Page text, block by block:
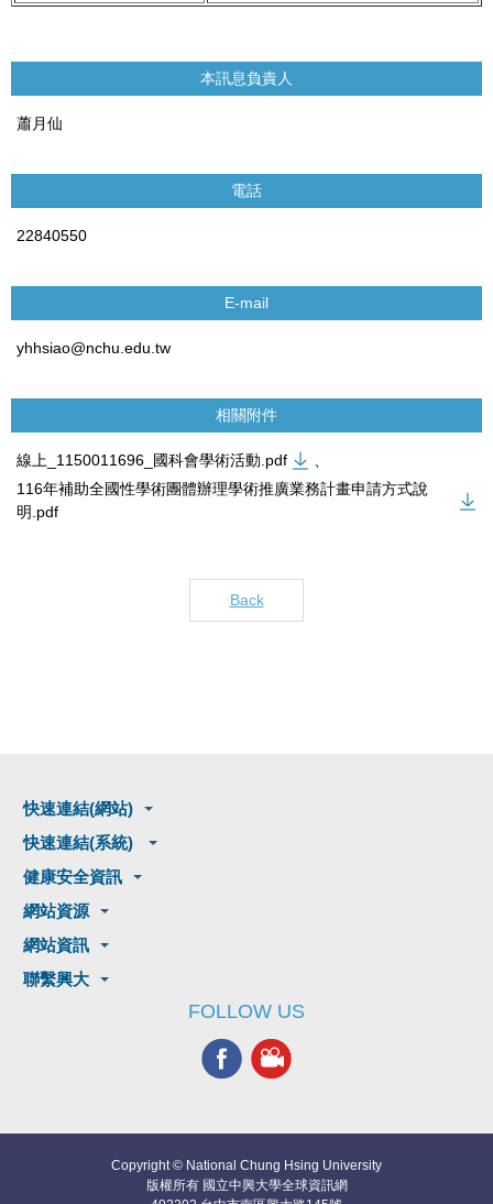
本訊息負責人
蕭月仙
電話
22840550
E-mail
yhhsiao@nchu.edu.tw
相關附件
線上_1150011696_國科會學術活動.pdf
116年補助全國性學術團體辦理學術推廣業務計畫申請方式說
明.pdf
Back
快速連結(網站)
快速連結(系統)
健康安全資訊
網站資源
網站資訊
聯繫興大
FOLLOW US
Copyright © National Chung Hsing University
版權所有 國立中興大學全球資訊網